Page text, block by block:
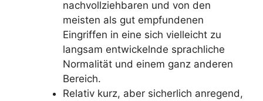
nachvollziehbaren und von den
meisten als gut empfundenen
Eingriffen in eine sich vielleicht zu
langsam entwickelnde sprachliche
Normalität und einem ganz anderen
Bereich.
Relativ kurz, aber sicherlich anregend,